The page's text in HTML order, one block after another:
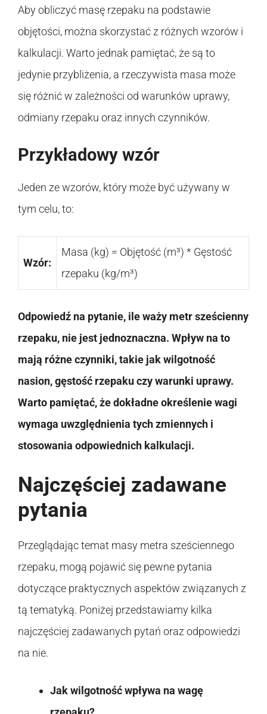
Aby obliczyć masę rzepaku na podstawie
objętości, można skorzystać z różnych wzorów i
kalkulacji. Warto jednak pamiętać, że są to
jedynie przybliżenia, a rzeczywista masa może
się różnić w zależności od warunków uprawy,
odmiany rzepaku oraz innych czynników.
Przykładowy wzór
Jeden ze wzorów, który może być używany w
tym celu, to:
Wzór:
Masa (kg) = Objętość (m³) * Gęstość
rzepaku (kg/m³)
Odpowiedź na pytanie, ile waży metr sześcienny
rzepaku, nie jest jednoznaczna. Wpływ na to
mają różne czynniki, takie jak wilgotność
nasion, gęstość rzepaku czy warunki uprawy.
Warto pamiętać, że dokładne określenie wagi
wymaga uwzględnienia tych zmiennych i
stosowania odpowiednich kalkulacji.
Najczęściej zadawane
pytania
Przeglądając temat masy metra sześciennego
rzepaku, mogą pojawić się pewne pytania
dotyczące praktycznych aspektów związanych z
tą tematyką. Poniżej przedstawiamy kilka
najczęściej zadawanych pytań oraz odpowiedzi
na nie.
Jak wilgotność wpływa na wagę